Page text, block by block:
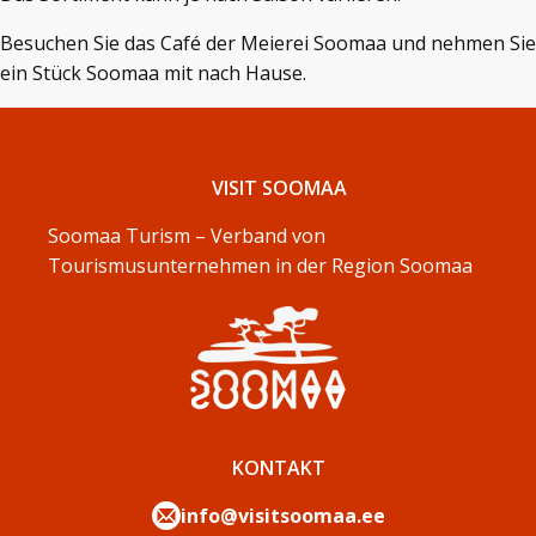
Besuchen Sie das Café der Meierei Soomaa und nehmen Sie
ein Stück Soomaa mit nach Hause.
VISIT SOOMAA
Soomaa Turism – Verband von
Tourismusunternehmen in der Region Soomaa
KONTAKT
info@visitsoomaa.ee